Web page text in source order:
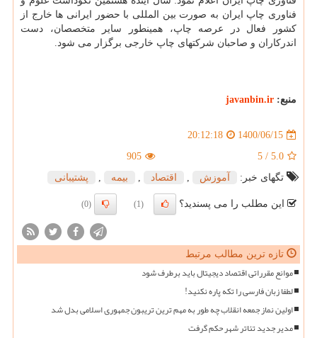
فناوری چاپ ایران به صورت بین المللی با حضور ایرانی ها خارج از
کشور فعال در عرصه چاپ، همینطور سایر متخصصان، دست
اندرکاران و صاحبان شرکتهای چاپ خارجی برگزار می شود.
منبع: javanbin.ir
1400/06/15
20:12:18
5.0
/
5
905
تگهای خبر:
آموزش , اقتصاد , بیمه , پشتیبانی
این مطلب را می پسندید؟ (1)
(0)
تازه ترین مطالب مرتبط
موانع مقرراتی اقتصاد دیجیتال باید برطرف شود
لطفا زبان فارسی را تکه پاره نکنید!
اولین نماز جمعه انقلاب چه طور به مهم ترین تریبون جمهوری اسلامی بدل شد
مدیر جدید تئاتر شهر حکم گرفت